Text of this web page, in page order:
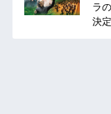
ラ
決定